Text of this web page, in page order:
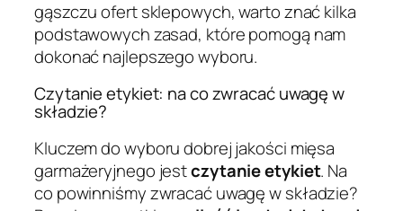
gąszczu ofert sklepowych, warto znać kilka
podstawowych zasad, które pomogą nam
dokonać najlepszego wyboru.
Czytanie etykiet: na co zwracać uwagę w
składzie?
Kluczem do wyboru dobrej jakości mięsa
garmażeryjnego jestczytanie etykiet. Na
co powinniśmy zwracać uwagę w składzie?